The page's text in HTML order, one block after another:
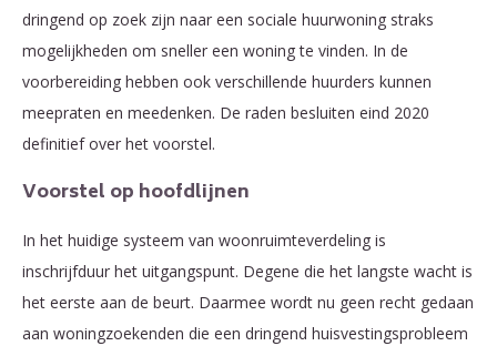
dringend op zoek zijn naar een sociale huurwoning straks
mogelijkheden om sneller een woning te vinden. In de
voorbereiding hebben ook verschillende huurders kunnen
meepraten en meedenken. De raden besluiten eind 2020
definitief over het voorstel.
Voorstel op hoofdlijnen
In het huidige systeem van woonruimteverdeling is
inschrijfduur het uitgangspunt. Degene die het langste wacht is
het eerste aan de beurt. Daarmee wordt nu geen recht gedaan
aan woningzoekenden die een dringend huisvestingsprobleem